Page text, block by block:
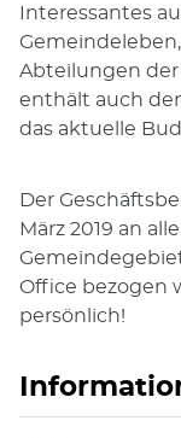
Interessantes
Abteilungen
enthält auch
das aktuelle
Der
März 2019 an
Office bezogen
persönlich!